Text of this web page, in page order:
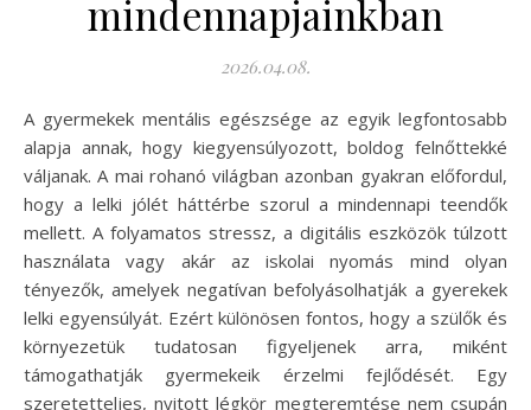
mindennapjainkban
2026.04.08.
A gyermekek mentális egészsége az egyik legfontosabb
alapja annak, hogy kiegyensúlyozott, boldog felnőttekké
váljanak. A mai rohanó világban azonban gyakran előfordul,
hogy a lelki jólét háttérbe szorul a mindennapi teendők
mellett. A folyamatos stressz, a digitális eszközök túlzott
használata vagy akár az iskolai nyomás mind olyan
tényezők, amelyek negatívan befolyásolhatják a gyerekek
lelki egyensúlyát. Ezért különösen fontos, hogy a szülők és
környezetük tudatosan figyeljenek arra, miként
támogathatják gyermekeik érzelmi fejlődését. Egy
szeretetteljes, nyitott légkör megteremtése nem csupán